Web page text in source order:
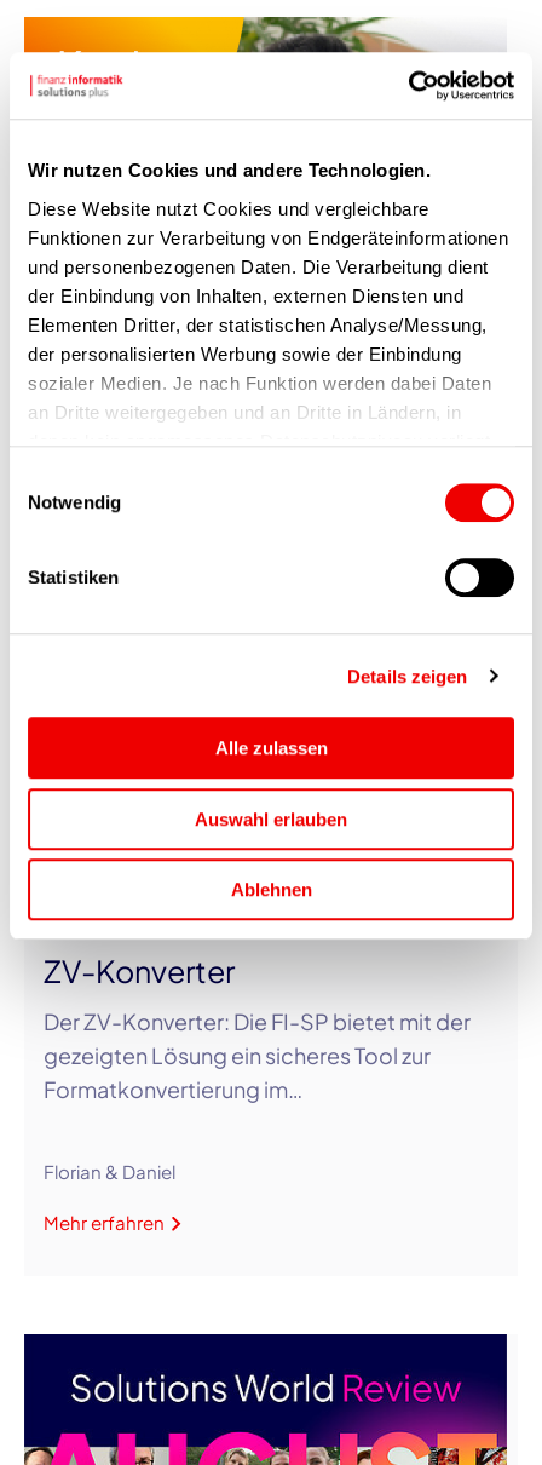
Wir nutzen Cookies und andere Technologien.
Diese Website nutzt Cookies und vergleichbare
Funktionen zur Verarbeitung von Endgeräteinformationen
und personenbezogenen Daten. Die Verarbeitung dient
der Einbindung von Inhalten, externen Diensten und
Elementen Dritter, der statistischen Analyse/Messung,
der personalisierten Werbung sowie der Einbindung
sozialer Medien. Je nach Funktion werden dabei Daten
an Dritte weitergegeben und an Dritte in Ländern, in
Einwilligung ist stets freiwillig, für die Nutzung unserer
Website nicht erforderlich und kann jederzeit auf unserer
Notwendig
Statistiken
Details zeigen
Alle zulassen
Auswahl erlauben
Ablehnen
Hier kannst Du uns persönlich
treffen
Mehr erfahren
OVERVIEW
Ähnliche Beiträge
06.10.2025
ZV-Konverter
Der ZV-Konverter: Die FI-SP bietet mit der
gezeigten Lösung ein sicheres Tool zur
Formatkonvertierung im…
Florian & Daniel
Mehr erfahren